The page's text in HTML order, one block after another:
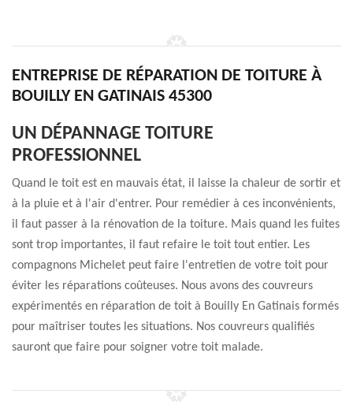
ENTREPRISE DE RÉPARATION DE TOITURE À
BOUILLY EN GATINAIS 45300
UN DÉPANNAGE TOITURE
PROFESSIONNEL
Quand le toit est en mauvais état, il laisse la chaleur de sortir et
à la pluie et à l'air d'entrer. Pour remédier à ces inconvénients,
il faut passer à la rénovation de la toiture. Mais quand les fuites
sont trop importantes, il faut refaire le toit tout entier. Les
compagnons Michelet peut faire l'entretien de votre toit pour
éviter les réparations coûteuses. Nous avons des couvreurs
expérimentés en réparation de toit à Bouilly En Gatinais formés
pour maîtriser toutes les situations. Nos couvreurs qualifiés
sauront que faire pour soigner votre toit malade.